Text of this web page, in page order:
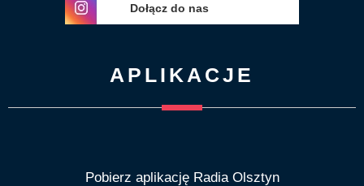
Dołącz do nas
APLIKACJE
Pobierz aplikację Radia Olsztyn